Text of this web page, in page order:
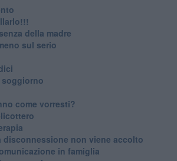
della madre
sul serio
soggiorno
come vorresti?
non viene accolto
in famiglia